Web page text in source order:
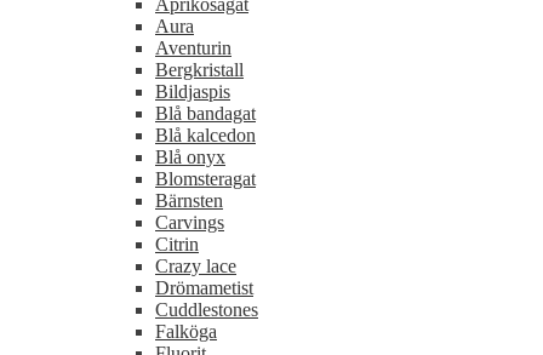
Aprikosagat
Aura
Aventurin
Bergkristall
Bildjaspis
Blå bandagat
Blå kalcedon
Blå onyx
Blomsteragat
Bärnsten
Carvings
Citrin
Crazy lace
Drömametist
Cuddlestones
Falköga